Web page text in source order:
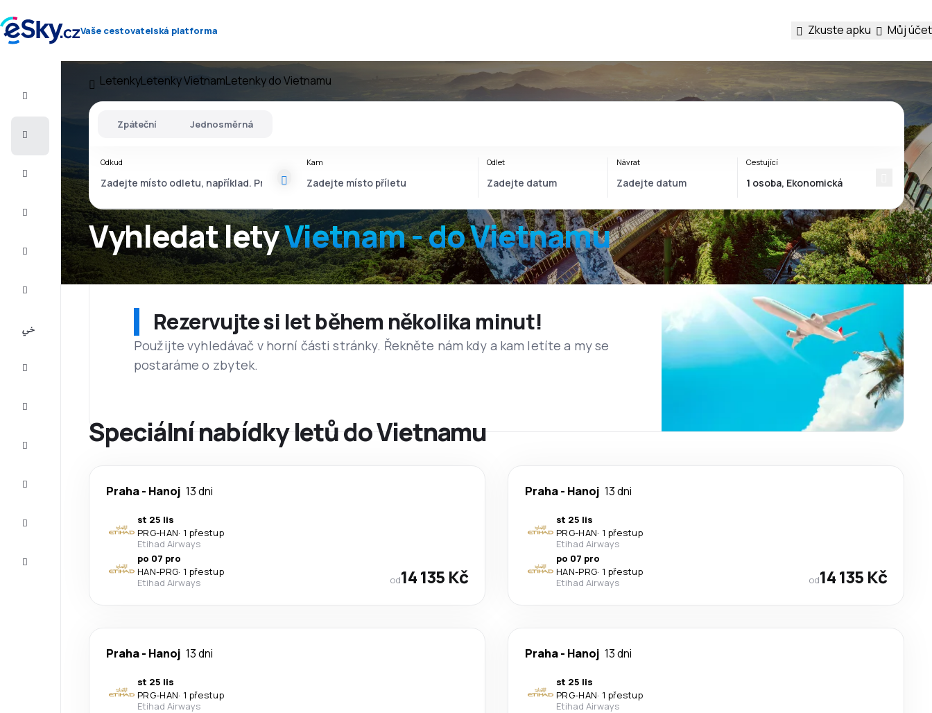
Vaše cestovatelská platforma Zkuste apku Můj účet
Dovolená
2026/27
LetenkyLetenky VietnamLetenky do Vietnamu
Vyhledat letyVietnam - do Vietnamu
Zpáteční Jednosměrná
Odkud Kam Odlet Návrat Cestující
Rezervujte si let během několika minut!
Použijte vyhledávač v horní části stránky. Řekněte nám kdy a kam letíte a my se
postaráme o zbytek.
Speciální nabídky letů do Vietnamu
Praha- Hanoj 13 dni
st 25 lis
PRG-HAN· 1 přestup
Etihad Airways
po 07 pro
HAN-PRG· 1 přestup
Etihad Airways
od14 135 Kč
Praha- Hanoj 13 dni
st 25 lis
PRG-HAN· 1 přestup
Etihad Airways
po 07 pro
HAN-PRG· 1 přestup
Etihad Airways
od14 135 Kč
Praha- Hanoj 13 dni
st 25 lis
PRG-HAN· 1 přestup
Etihad Airways
Praha- Hanoj 13 dni
st 25 lis
PRG-HAN· 1 přestup
Etihad Airways